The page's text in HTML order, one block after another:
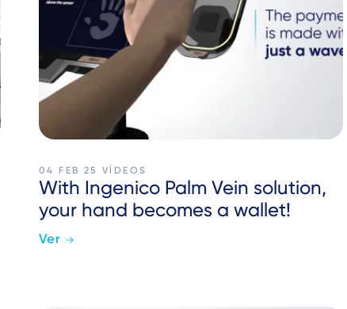
04 FEB 25 VÍDEOS
With Ingenico Palm Vein solution,
your hand becomes a wallet!
Ver